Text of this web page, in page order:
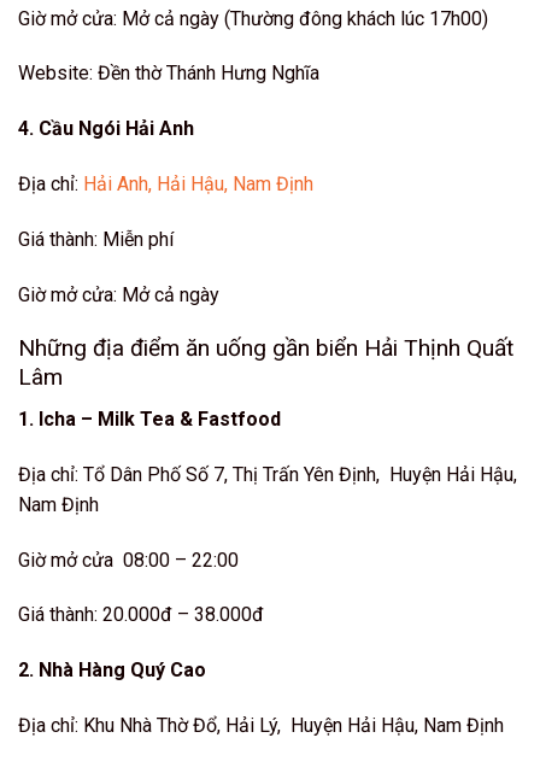
Giờ mở cửa: Mở cả ngày (Thường đông khách lúc 17h00)
Website: Đền thờ Thánh Hưng Nghĩa
4. Cầu Ngói Hải Anh
Địa chỉ: Hải Anh, Hải Hậu, Nam Định
Giá thành: Miễn phí
Giờ mở cửa: Mở cả ngày
Những địa điểm ăn uống gần biển Hải Thịnh Quất
Lâm
1. Icha – Milk Tea & Fastfood
Địa chỉ: Tổ Dân Phố Số 7, Thị Trấn Yên Định, Huyện Hải Hậu,
Nam Định
Giờ mở cửa 08:00 – 22:00
Giá thành: 20.000đ – 38.000đ
2. Nhà Hàng Quý Cao
Địa chỉ: Khu Nhà Thờ Đổ, Hải Lý, Huyện Hải Hậu, Nam Định